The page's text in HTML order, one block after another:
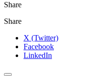
Share
Share
X (Twitter)
Facebook
LinkedIn